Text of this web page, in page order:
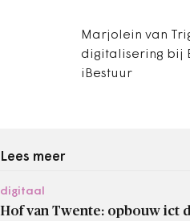
Marjolein van
digitalisering bij
iBestuur
Lees meer
digitaal
Hof van Twente: opbouw ict